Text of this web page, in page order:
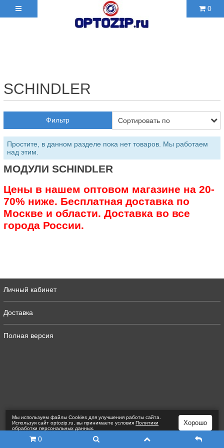
0
SCHINDLER
Фильтр
Простите, в данном разделе пока нет товаров. Мы работаем
над этим.
МОДУЛИ SCHINDLER
Цены в нашем оптовом магазине на 20-
70% ниже. Бесплатная доставка по
Москве и области. Доставка во все
города России.
Личный кабинет
Доставка
Полная версия
0
Мы используем файлы Сookies для улучшения работы сайта.
Используя сайт optozip.ru, вы принимаете условияПолитики
обработки персональных данных
Хорошо